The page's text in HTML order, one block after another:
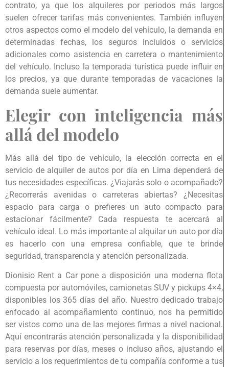
contrato, ya que los alquileres por periodos más largos
suelen ofrecer tarifas más convenientes. También influyen
otros aspectos como el modelo del vehículo, la demanda en
determinadas fechas, los seguros incluidos o servicios
adicionales como asistencia en carretera o mantenimiento
del vehículo. Incluso la temporada turística puede influir en
los precios, ya que durante temporadas de vacaciones la
demanda suele aumentar.
Elegir con inteligencia más
allá del modelo
Más allá del tipo de vehículo, la elección correcta en el
servicio de alquiler de autos por día en Lima dependerá de
tus necesidades específicas. ¿Viajarás solo o acompañado?
¿Recorrerás avenidas o carreteras abiertas? ¿Necesitas
espacio para carga o prefieres un auto compacto para
estacionar fácilmente? Cada respuesta te acercará al
vehículo ideal. Lo más importante al alquilar un auto por día
es hacerlo con una empresa confiable, que te brinde
seguridad, transparencia y atención personalizada.
Dionisio Rent a Car pone a disposición una moderna flota
compuesta por automóviles, camionetas SUV y pickups 4×4,
disponibles los 365 días del año. Nuestro dedicado trabajo
enfocado al acompañamiento continuo, nos ha permitido
ser vistos como una de las mejores firmas a nivel nacional.
Aquí encontrarás atención personalizada y la disponibilidad
para reservas por días, meses o incluso años, ajustando el
servicio a los requerimientos de tu compañía conforme a tus